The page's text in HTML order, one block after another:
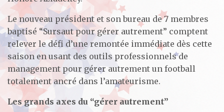
Le nouveau président et son bureau de 7 membres
baptisé “Sursaut pour gérer autrement” comptent
relever le défi d’une remontée immédiate dès cette
saison en usant des outils professionnels de
management pour gérer autrement un football
totalement ancré dans l’amateurisme.
Les grands axes du “gérer autrement”